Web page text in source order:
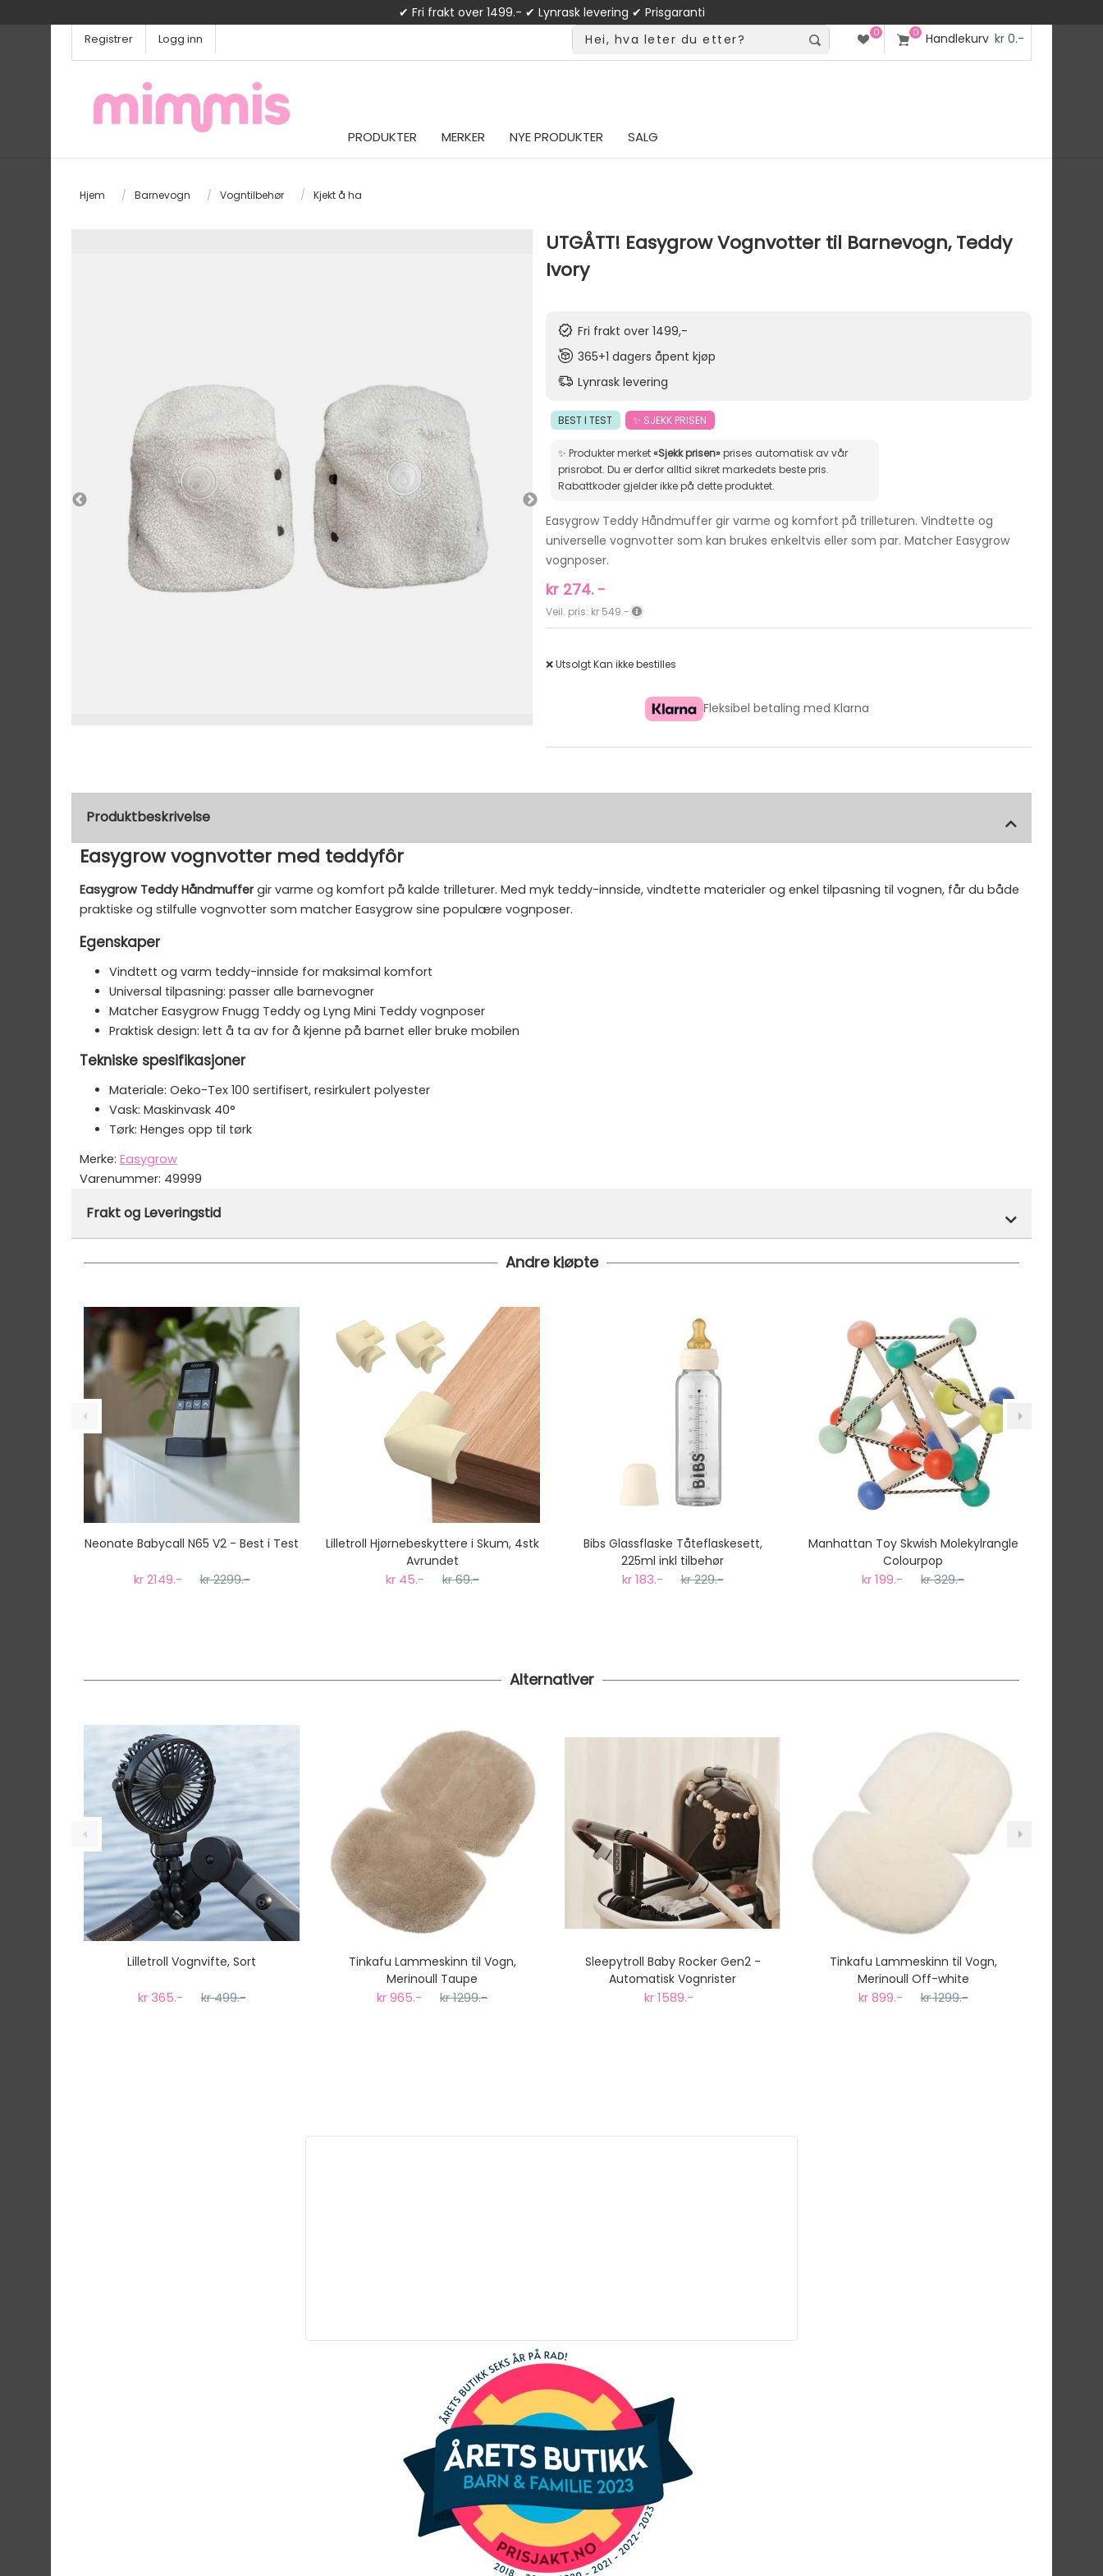
✔ Fri frakt over 1499.- ✔ Lynrask levering ✔ Prisgaranti
Registrer Logg inn 0 0 Handlekurv kr 0.-
PRODUKTER MERKER NYE PRODUKTER SALG
Hjem / Barnevogn / Vogntilbehør / Kjekt å ha
UTGÅTT! Easygrow Vognvotter til Barnevogn, Teddy
Ivory
Fri frakt over 1499,-
365+1 dagers åpent kjøp
Lynrask levering
BEST I TEST ✨ SJEKK PRISEN
✨ Produkter merket«Sjekk prisen»prises automatisk av vår
prisrobot. Du er derfor alltid sikret markedets beste pris.
Rabattkoder gjelder ikke på dette produktet.
Easygrow Teddy Håndmuffer gir varme og komfort på trilleturen. Vindtette og
universelle vognvotter som kan brukes enkeltvis eller som par. Matcher Easygrow
vognposer.
kr 274.-
Veil. pris: kr 549.-
❌ UtsolgtKan ikke bestilles
Fleksibel betaling med Klarna
Produktbeskrivelse
Easygrow vognvotter med teddyfôr
Easygrow Teddy Håndmuffergir varme og komfort på kalde trilleturer. Med myk teddy-innside, vindtette materialer og enkel tilpasning til vognen, får du både
praktiske og stilfulle vognvotter som matcher Easygrow sine populære vognposer.
Egenskaper
Vindtett og varm teddy-innside for maksimal komfort
Universal tilpasning: passer alle barnevogner
Matcher Easygrow Fnugg Teddy og Lyng Mini Teddy vognposer
Praktisk design: lett å ta av for å kjenne på barnet eller bruke mobilen
Tekniske spesifikasjoner
Materiale: Oeko-Tex 100 sertifisert, resirkulert polyester
Vask: Maskinvask 40°
Tørk: Henges opp til tørk
Merke: Easygrow
Varenummer: 49999
Frakt og Leveringstid
Denne varen er ikke lager hos oss, men vil bli bestilt inn til deg og avsendt så snart den kommer inn til lager.
Gjennomsnittlig leveringstid hos Mimmis er en til tre dager fra bestilling til levering.
Vi har fri retur ved bytte.
Andre kjøpte
Neonate Babycall N65 V2 - Best i Test
kr 2149.- kr 2299.-
Lilletroll Hjørnebeskyttere i Skum, 4stk
Avrundet
kr 45.- kr 69.-
Bibs Glassflaske Tåteflaskesett,
225ml inkl tilbehør
kr 183.- kr 229.-
Manhattan Toy Skwish Molekylrangle
Colourpop
kr 199.- kr 329.-
Alternativer
Lilletroll Vognvifte, Sort
kr 365.- kr 499.-
Tinkafu Lammeskinn til Vogn,
Merinoull Taupe
kr 965.- kr 1299.-
Sleepytroll Baby Rocker Gen2 -
Automatisk Vognrister
kr 1589.-
Tinkafu Lammeskinn til Vogn,
Merinoull Off-white
kr 899.- kr 1299.-